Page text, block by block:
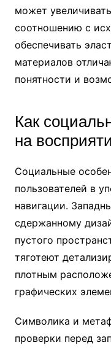
может
соотношению с
обеспечивать
материалов
понятности и
Как
на
Социальные
пользователей в
навигации.
сдержанному
пустого
тяготеют
плотным
графических
Символика и
проверки перед